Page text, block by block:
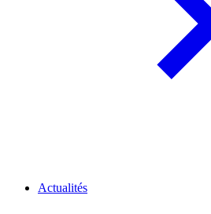
Actualités